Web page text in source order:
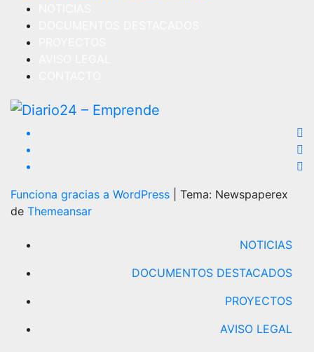
Funciona gracias a WordPress
Tema: Newspaperex
de Themeansar
NOTICIAS
DOCUMENTOS DESTACADOS
PROYECTOS
AVISO LEGAL